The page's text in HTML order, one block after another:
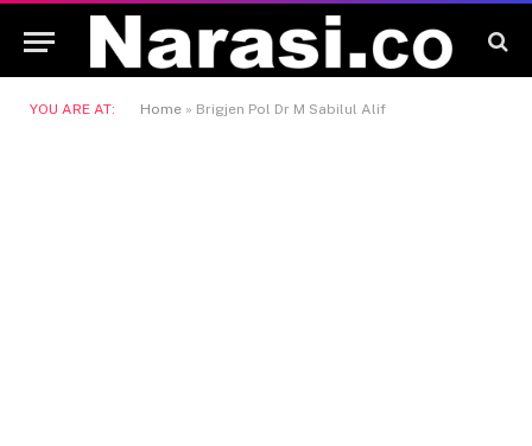
YOU ARE AT: Home » Brigjen Pol Dr M Sabilul Alif